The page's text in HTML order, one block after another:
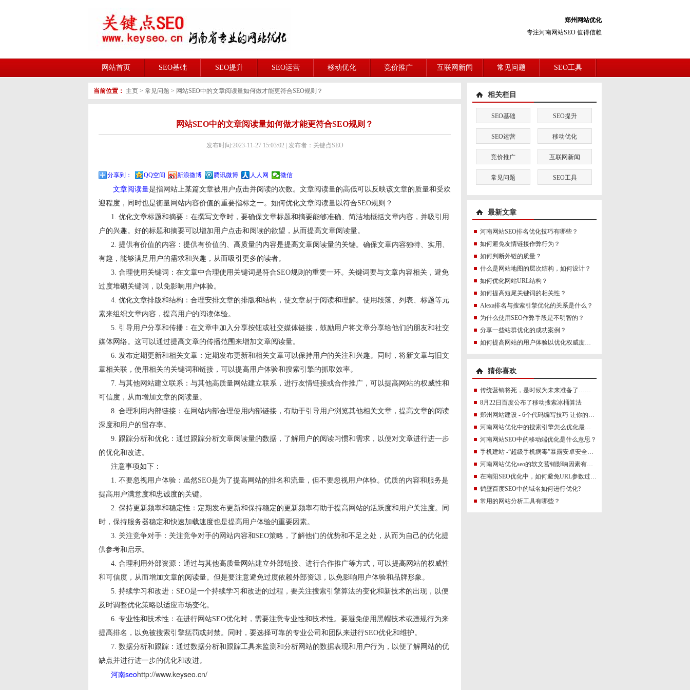
郑州网站优化
专注河南网站SEO 值得信赖
网站首页 SEO基础 SEO提升 SEO运营 移动优化 竞价推广 互联网新闻 常见问题 SEO工具
当前位置： 主页 > 常见问题 > 网站SEO中的文章阅读量如何做才能更符合SEO规则？
网站SEO中的文章阅读量如何做才能更符合SEO规则？
发布时间:2023-11-27 15:03:02 | 发布者：关键点SEO
分享到： QQ空间 新浪微博 腾讯微博 人人网 微信
文章阅读量是指网站上某篇文章被用户点击并阅读的次数。文章阅读量的高低可以反映该文章的质量和受欢
迎程度，同时也是衡量网站内容价值的重要指标之一。如何优化文章阅读量以符合SEO规则？
1. 优化文章标题和摘要：在撰写文章时，要确保文章标题和摘要能够准确、简洁地概括文章内容，并吸引用
户的兴趣。好的标题和摘要可以增加用户点击和阅读的欲望，从而提高文章阅读量。
2. 提供有价值的内容：提供有价值的、高质量的内容是提高文章阅读量的关键。确保文章内容独特、实用、
有趣，能够满足用户的需求和兴趣，从而吸引更多的读者。
3. 合理使用关键词：在文章中合理使用关键词是符合SEO规则的重要一环。关键词要与文章内容相关，避免
过度堆砌关键词，以免影响用户体验。
4. 优化文章排版和结构：合理安排文章的排版和结构，使文章易于阅读和理解。使用段落、列表、标题等元
素来组织文章内容，提高用户的阅读体验。
5. 引导用户分享和传播：在文章中加入分享按钮或社交媒体链接，鼓励用户将文章分享给他们的朋友和社交
媒体网络。这可以通过提高文章的传播范围来增加文章阅读量。
6. 发布定期更新和相关文章：定期发布更新和相关文章可以保持用户的关注和兴趣。同时，将新文章与旧文
章相关联，使用相关的关键词和链接，可以提高用户体验和搜索引擎的抓取效率。
7. 与其他网站建立联系：与其他高质量网站建立联系，进行友情链接或合作推广，可以提高网站的权威性和
可信度，从而增加文章的阅读量。
8. 合理利用内部链接：在网站内部合理使用内部链接，有助于引导用户浏览其他相关文章，提高文章的阅读
深度和用户的留存率。
9. 跟踪分析和优化：通过跟踪分析文章阅读量的数据，了解用户的阅读习惯和需求，以便对文章进行进一步
的优化和改进。
注意事项如下：
1. 不要忽视用户体验：虽然SEO是为了提高网站的排名和流量，但不要忽视用户体验。优质的内容和服务是
提高用户满意度和忠诚度的关键。
2. 保持更新频率和稳定性：定期发布更新和保持稳定的更新频率有助于提高网站的活跃度和用户关注度。同
时，保持服务器稳定和快速加载速度也是提高用户体验的重要因素。
3. 关注竞争对手：关注竞争对手的网站内容和SEO策略，了解他们的优势和不足之处，从而为自己的优化提
供参考和启示。
4. 合理利用外部资源：通过与其他高质量网站建立外部链接、进行合作推广等方式，可以提高网站的权威性
和可信度，从而增加文章的阅读量。但是要注意避免过度依赖外部资源，以免影响用户体验和品牌形象。
5. 持续学习和改进：SEO是一个持续学习和改进的过程，要关注搜索引擎算法的变化和新技术的出现，以便
及时调整优化策略以适应市场变化。
6. 专业性和技术性：在进行网站SEO优化时，需要注意专业性和技术性。要避免使用黑帽技术或违规行为来
提高排名，以免被搜索引擎惩罚或封禁。同时，要选择可靠的专业公司和团队来进行SEO优化和维护。
7. 数据分析和跟踪：通过数据分析和跟踪工具来监测和分析网站的数据表现和用户行为，以便了解网站的优
缺点并进行进一步的优化和改进。
河南seohttp://www.keyseo.cn/
相关栏目
SEO基础 SEO提升
SEO运营 移动优化
竞价推广 互联网新闻
常见问题 SEO工具
最新文章
河南网站SEO排名优化技巧有哪些？
如何避免友情链接作弊行为？
如何判断外链的质量？
什么是网站地图的层次结构，如何设计？
如何优化网站URL结构？
如何提高短尾关键词的相关性？
Alexa排名与搜索引擎优化的关系是什么？
为什么使用SEO作弊手段是不明智的？
分享一些站群优化的成功案例？
如何提高网站的用户体验以优化权威度讯号？
猜你喜欢
传统营销将死，是时候为未来准备了……
8月22日百度公布了移动搜索冰桶算法
郑州网站建设 - 6个代码编写技巧 让你的编码技能
河南网站优化中的搜索引擎怎么优化最好？
河南网站SEO中的移动端优化是什么意思？
手机建站 -“超级手机病毒”暴露安卓安全隐患
河南网站优化seo的软文营销影响因素有哪些？
在南阳SEO优化中，如何避免URL参数过多的问题？
鹤壁百度SEO中的域名如何进行优化?
常用的网站分析工具有哪些？